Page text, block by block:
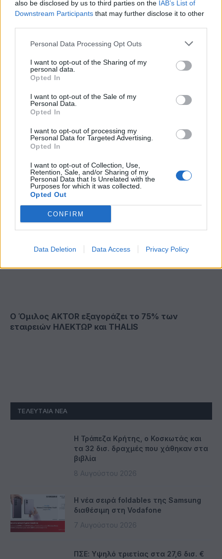
also be disclosed by us to third parties on the IAB’s List of
Downstream Participants that may further disclose it to other
Personal Data Processing Opt Outs
I want to opt-out of the Sharing of my
personal data.
Opted In
I want to opt-out of the Sale of my
Personal Data.
Opted In
I want to opt-out of processing my
Personal Data for Targeted Advertising.
Opted In
I want to opt-out of Collection, Use,
Retention, Sale, and/or Sharing of my
Personal Data that Is Unrelated with the
Purposes for which it was collected.
Opted Out
CONFIRM
Data Deletion Data Access Privacy Policy
Η νέα σειρά foldables της Samsung διαθέσιμη στη
Vodafone
Samsung: Επίσημη κυκλοφορία των Galaxy Z
Fold8 Ultra, Fold8, Flip8, Watch Ultra2 και Watch9
Ο Όμιλος AKTOR εξαγοράζει το 75% των
εταιρειών ΗΛΕΚΤΩΡ και THALIS
ΤΕΛΕΥΤΑΊΑ ΝΈΑ
Η Τράπεζα Κρήτης, ο Κοσκωτάς και
τα 32 δισ. δραχμές που χάθηκαν στα
βιβλία
8 Αυγούστου 2026
Η νέα σειρά foldables της Samsung
διαθέσιμη στη Vodafone
7 Αυγούστου 2026
ΠΣΕ: Υψηλό τριετίας στα 27,6 δισ. €